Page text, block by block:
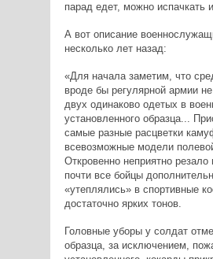
парад едет, можно испачкать
А вот описание
несколько лет назад:
«Для начала заметим, что
вроде бы регулярной армии
двух одинаково одетых в
установленного образца...
самые разные расцветки
всевозможные модели
Откровенно неприятно резало
почти все бойцы
«утеплялись» в спортивные
достаточно ярких тонов.
Головные уборы у солдат
образца, за исключением,